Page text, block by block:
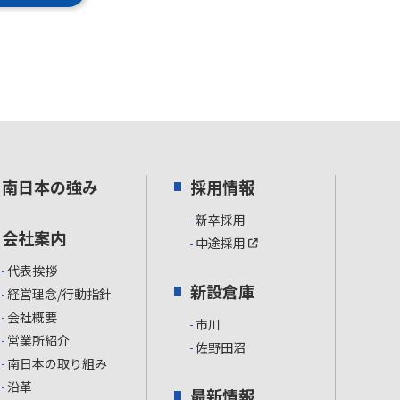
南日本の強み
会社案内
代表挨拶
経営理念/行動指針
会社概要
営業所紹介
南日本の取り組み
沿革
採用情報
新卒採用
中途採用
新設倉庫
市川
佐野田沼